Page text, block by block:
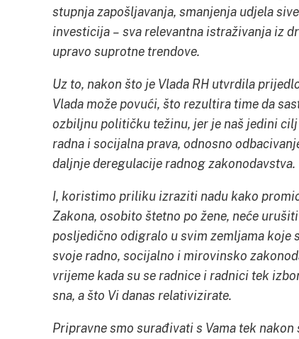
stupnja zapošljavanja, smanjenja udjela
investicija – sva relevantna istraživanja iz
upravo suprotne trendove.
Uz to, nakon što je Vlada RH utvrdila
Vlada može povući, što rezultira time da
ozbiljnu političku težinu, jer je naš jedini
radna i socijalna prava, odnosno
daljnje deregulacije radnog zakonodavstva.
I, koristimo priliku izraziti nadu kako
Zakona, osobito štetno po žene, neće
posljedično odigralo u svim zemljama
svoje radno, socijalno i mirovinsko
vrijeme kada su se radnice i radnici tek
sna, a što Vi danas relativizirate.
Pripravne smo surađivati s Vama tek